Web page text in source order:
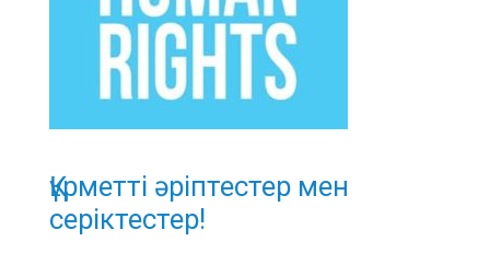
Құрметті әріптестер мен
серіктестер!